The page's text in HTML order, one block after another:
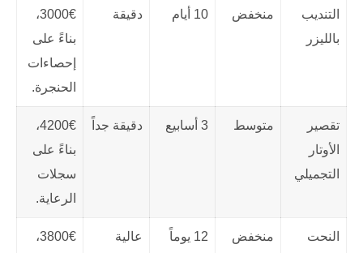
التنديب
بالليزر
منخفض 10 أيام دقيقة
3000€،
بناءً على
إحصاءات
الحنجرة.
تقصير
الأوتار
التجميلي
متوسط 3 أسابيع دقيقة جداً
4200€،
بناءً على
سجلات
الرعاية.
النحت
منخفض 12 يوماً عالية
3800€،